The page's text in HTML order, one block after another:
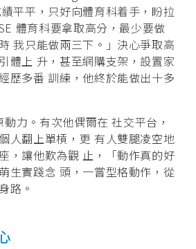
平平，只好向體育科着手，盼拉
體育科要拿取高分，最少要做
我只能做兩三下。」決心爭取高
體上 升，甚至網購支架，設置家
歷多番 訓練，他終於能做出十多
力。有次他偶爾在 社交平台，
人翻上單槓，更 有人雙腿凌空地
，讓他歎為觀 止，「動作真的好
生實踐念 頭，一嘗型格動作，從
路。